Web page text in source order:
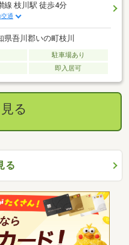
線 枝川駅 徒歩4分
通
県吾川郡いの町枝川
駐車場あり
即入居可
る
る